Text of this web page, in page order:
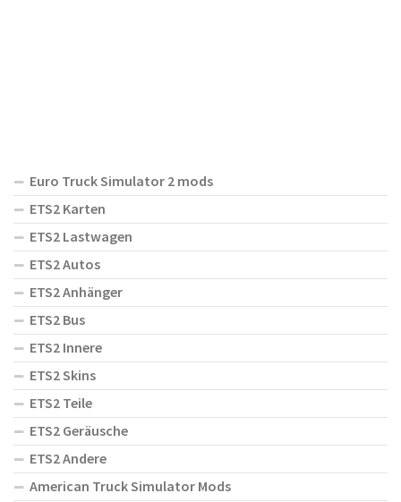
Euro Truck Simulator 2 mods
ETS2 Karten
ETS2 Lastwagen
ETS2 Autos
ETS2 Anhänger
ETS2 Bus
ETS2 Innere
ETS2 Skins
ETS2 Teile
ETS2 Geräusche
ETS2 Andere
American Truck Simulator Mods